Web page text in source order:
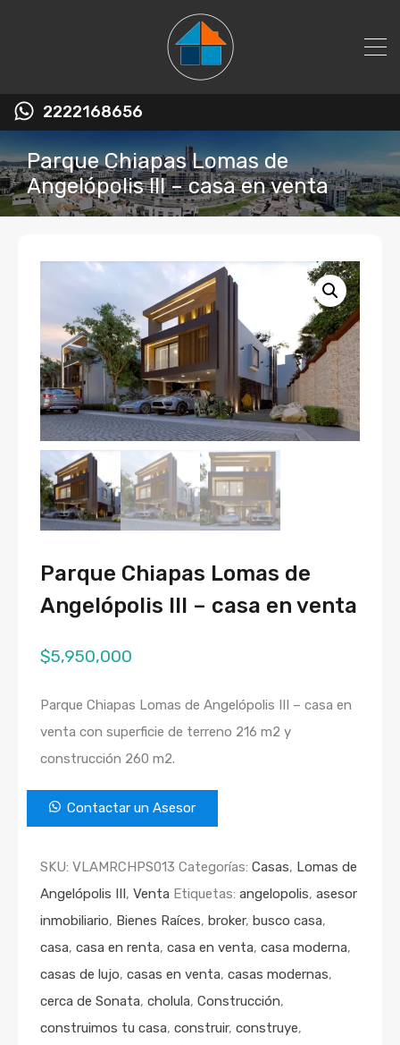
2222168656
Parque Chiapas Lomas de
Angelópolis III – casa en venta
Parque Chiapas Lomas de
Angelópolis III – casa en venta
$5,950,000
Parque Chiapas Lomas de Angelópolis III – casa en
venta con superficie de terreno 216 m2 y
construcción 260 m2.
Contactar un Asesor
SKU: VLAMRCHPS013 Categorías: Casas, Lomas de
Angelópolis III, Venta Etiquetas: angelopolis, asesor
inmobiliario, Bienes Raíces, broker, busco casa,
casa, casa en renta, casa en venta, casa moderna,
casas de lujo, casas en venta, casas modernas,
cerca de Sonata, cholula, Construcción,
construimos tu casa, construir, construye,